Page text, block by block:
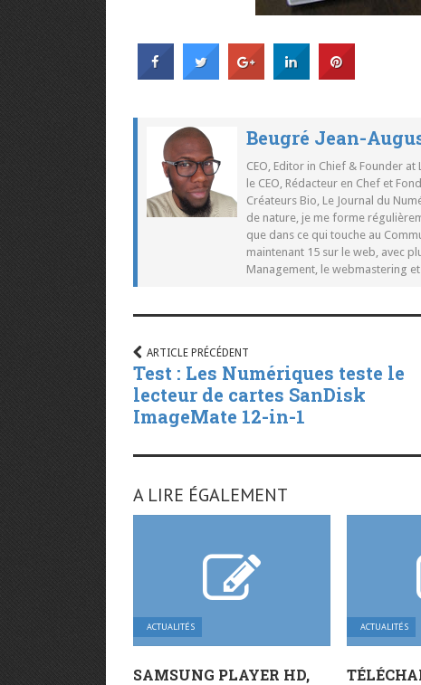
Beugré Jean-
CEO, Editor in Chief & Founder
le CEO, Rédacteur en Chef et
Créateurs Bio, Le Journal du
de nature, je me forme
que dans ce qui touche au
maintenant 15 sur le web, avec
Management, le webmastering
ARTICLE PRÉCÉDENT
Test : Les Numériques teste le
lecteur de cartes SanDisk
ImageMate 12-in-1
A LIRE ÉGALEMENT
ACTUALITÉS
SAMSUNG PLAYER HD,
ACTUALITÉS